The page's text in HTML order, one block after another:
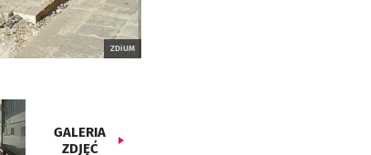
ZDiUM
GALERIA
ZDJĘĆ